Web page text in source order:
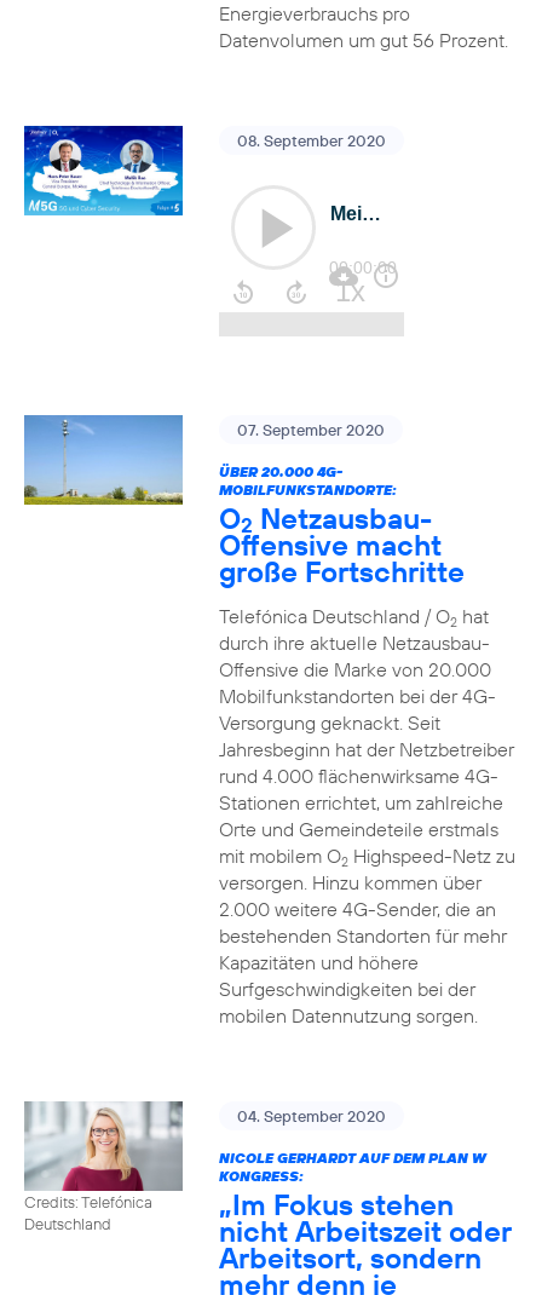
Energieverbrauchs pro
Datenvolumen um gut 56 Prozent.
08. September 2020
07. September 2020
ÜBER 20.000 4G-
MOBILFUNKSTANDORTE:
O2 Netzausbau-
Offensive macht
große Fortschritte
Telefónica Deutschland / O2hat
durch ihre aktuelle Netzausbau-
Offensive die Marke von 20.000
Mobilfunkstandorten bei der 4G-
Versorgung geknackt. Seit
Jahresbeginn hat der Netzbetreiber
rund 4.000 flächenwirksame 4G-
Stationen errichtet, um zahlreiche
Orte und Gemeindeteile erstmals
mit mobilem O2Highspeed-Netz zu
versorgen. Hinzu kommen über
2.000 weitere 4G-Sender, die an
bestehenden Standorten für mehr
Kapazitäten und höhere
Surfgeschwindigkeiten bei der
mobilen Datennutzung sorgen.
Credits: Telefónica
Deutschland
04. September 2020
NICOLE GERHARDT AUF DEM PLAN W
KONGRESS:
„Im Fokus stehen
nicht Arbeitszeit oder
Arbeitsort, sondern
mehr denn je